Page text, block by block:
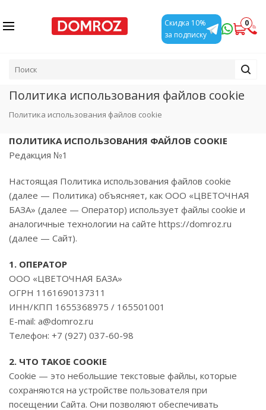
Скидка 10%
за подписку
0
Политика использования файлов cookie
Политика использования файлов cookie
ПОЛИТИКА ИСПОЛЬЗОВАНИЯ ФАЙЛОВ COOKIE
Редакция №1
Настоящая Политика использования файлов cookie
(далее — Политика) объясняет, как ООО «ЦВЕТОЧНАЯ
БАЗА» (далее — Оператор) использует файлы cookie и
аналогичные технологии на сайте https://domroz.ru
(далее — Сайт).
1. ОПЕРАТОР
ООО «ЦВЕТОЧНАЯ БАЗА»
ОГРН 1161690137311
ИНН/КПП 1655368975 / 165501001
E-mail: a@domroz.ru
Телефон: +7 (927) 037-60-98
2. ЧТО ТАКОЕ COOKIE
Cookie — это небольшие текстовые файлы, которые
сохраняются на устройстве пользователя при
посещении Сайта. Они позволяют обеспечивать